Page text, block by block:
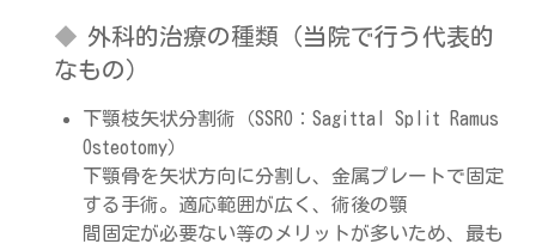
外科的治療の種類（当院で行う代表的
なもの）
下顎枝矢状分割術（SSRO：Sagittal Split Ramus
Osteotomy）
下顎骨を矢状方向に分割し、金属プレートで固定
する手術。適応範囲が広く、術後の顎
間固定が必要ない等のメリットが多いため、最も